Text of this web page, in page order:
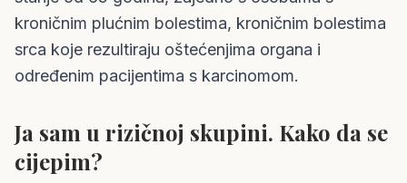
kroničnim plućnim bolestima, kroničnim bolestima
srca koje rezultiraju oštećenjima organa i
određenim pacijentima s karcinomom.
Ja sam u rizičnoj skupini. Kako da se
cijepim?